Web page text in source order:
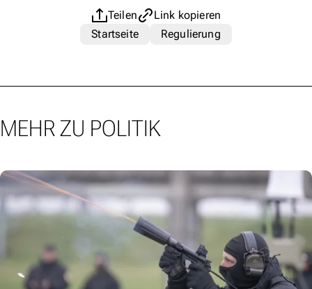
Teilen
Link kopieren
Startseite
Regulierung
MEHR ZU POLITIK